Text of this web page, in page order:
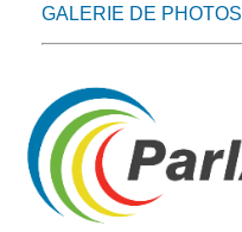
GALERIE DE PHOTOS